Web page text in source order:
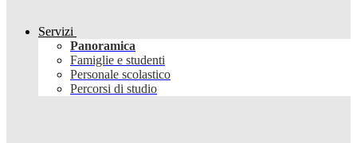
Servizi
Panoramica
Famiglie e studenti
Personale scolastico
Percorsi di studio